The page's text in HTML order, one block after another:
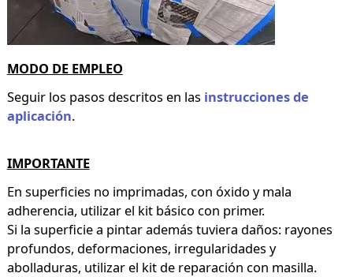
MODO DE EMPLEO
Seguir los pasos descritos en las instrucciones de
aplicación.
IMPORTANTE
En superficies no imprimadas, con óxido y mala
adherencia, utilizar el kit básico con primer.
Si la superficie a pintar además tuviera daños: rayones
profundos, deformaciones, irregularidades y
abolladuras, utilizar el kit de reparación con masilla.